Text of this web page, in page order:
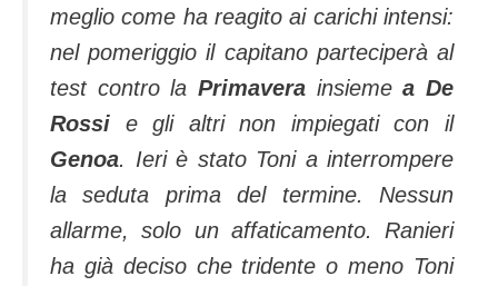
meglio come ha reagito ai carichi intensi:
nel pomeriggio il capitano parteciperà al
test contro la Primavera insiemea De
Rossi e gli altri non impiegati con il
Genoa. Ieri è stato Toni a interrompere
la seduta prima del termine. Nessun
allarme, solo un affaticamento. Ranieri
ha già deciso che tridente o meno Toni